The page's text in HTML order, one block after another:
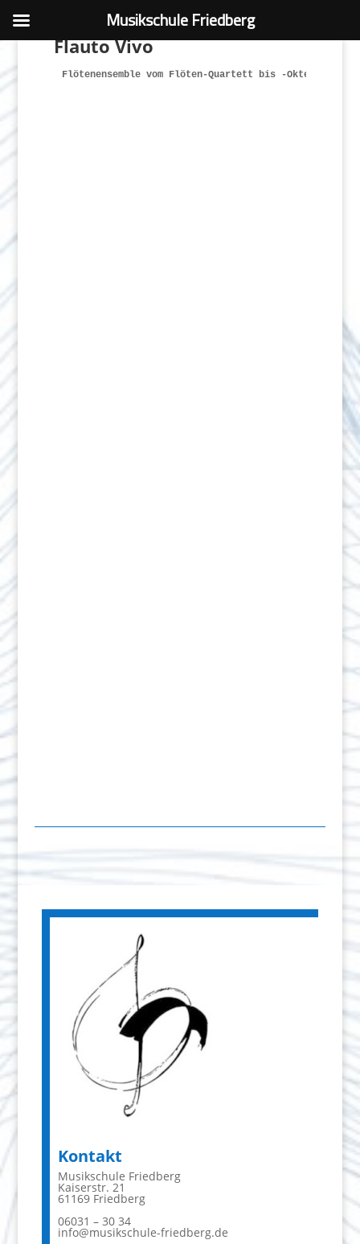
Flauto Vivo
Flötenensemble vom Flöten-Quartett bis -Oktett
Kontakt
Musikschule Friedberg
Kaiserstr. 21
61169 Friedberg
06031 – 30 34
info@musikschule-friedberg.de
Musikschule Friedberg